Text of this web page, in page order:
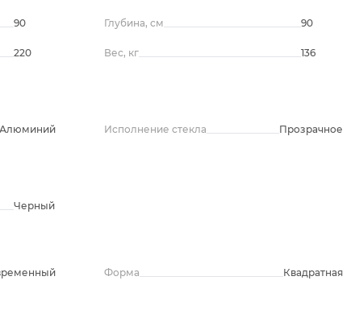
90
220
Глубина, см 90
Вес, кг 136
Алюминий Исполнение стекла Прозрачное
Черный
Форма Квадратная